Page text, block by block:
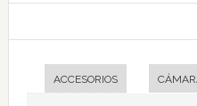
ACCESORIOS